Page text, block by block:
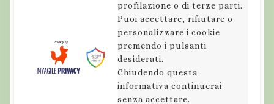
profilazione o di terze parti.
Puoi accettare, rifiutare o
personalizzare i cookie
premendo i pulsanti
desiderati.
Chiudendo questa
informativa continuerai
senza accettare.